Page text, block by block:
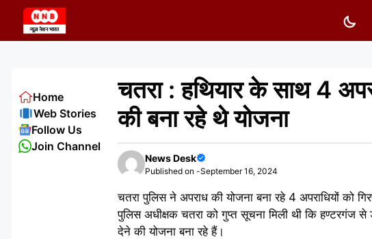
content
चतरा : हथियार के साथ 4
की बना रहे थे योजना
News Desk
Published on -September 16, 2024
चतरा पुलिस ने अपराध की योजना बना रहे 4 अपराधियों को
पुलिस अधीक्षक चतरा को गुप्त सूचना मिली थी कि हण्टरगंज
देने की योजना बना रहे हैं।
Home
Web Stories
Follow Us
Join Channel